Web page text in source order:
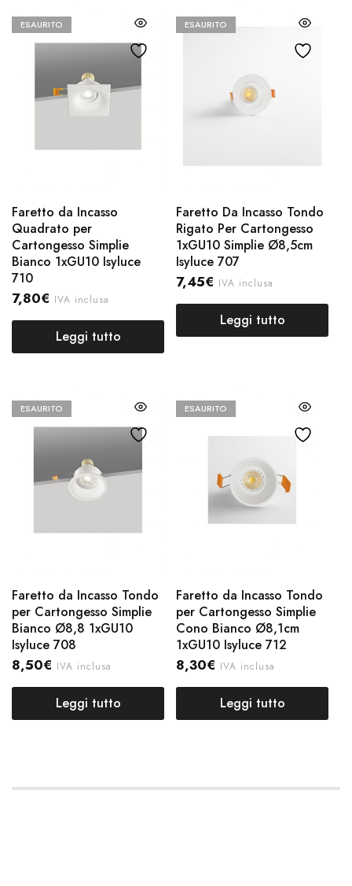
ESAURITO
Faretto da Incasso
Quadrato per
Cartongesso Simplie
Bianco 1xGU10 Isyluce
710
7,80€ IVA inclusa
Leggi tutto
ESAURITO
Faretto Da Incasso Tondo
Rigato Per Cartongesso
1xGU10 Simplie Ø8,5cm
Isyluce 707
7,45€ IVA inclusa
Leggi tutto
ESAURITO
Faretto da Incasso Tondo
per Cartongesso Simplie
Bianco Ø8,8 1xGU10
Isyluce 708
8,50€ IVA inclusa
Leggi tutto
ESAURITO
Faretto da Incasso Tondo
per Cartongesso Simplie
Cono Bianco Ø8,1cm
1xGU10 Isyluce 712
8,30€ IVA inclusa
Leggi tutto